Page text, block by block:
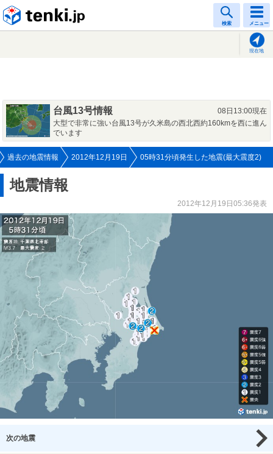
検索 メニュー
現在地
台風13号情報
08日13:00現在
大型で非常に強い台風13号が久米島の西北西約160kmを西に進ん
でいます
過去の地震情報 2012年12月19日 05時31分頃発生した地震(最大震度2)
地震情報
2012年12月19日05:36発表
次の地震